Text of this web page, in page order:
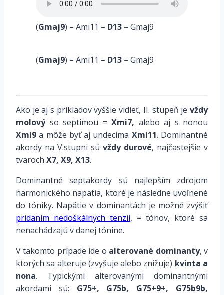
(Gmaj9) – Ami11 – D13 – Gmaj9
(Gmaj9) – Ami11 – D13 – Gmaj9
Ako je aj s príkladov vyššie vidieť, II. stupeň je vždy
molovýso septimou = Xmi7, alebo aj s nonou
Xmi9 a môže byť aj undecima Xmi11. Dominantné
akordy na V.stupni sú vždy durové, najčastejšie v
tvaroch X7, X9, X13.
Dominantné septakordy sú najlepším zdrojom
harmonického napätia, ktoré je následne uvoľnené
do tóniky. Napätie v dominantách je možné zvýšiť
pridaním nedoškálnych tenzií, = tónov, ktoré sa
nenachádzajú v danej tónine.
V takomto prípade ide o alterované dominanty, v
ktorých sa alteruje (zvyšuje alebo znižuje) kvinta a
nona. Typickými alterovanými dominantnými
akordami sú: G75+, G75b, G75+9+, G75b9b,